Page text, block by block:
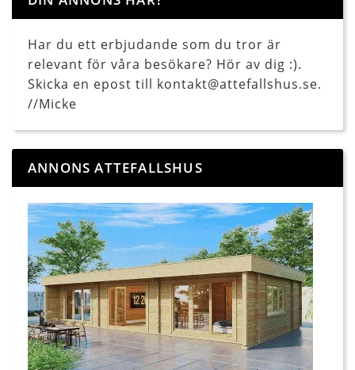
Har du ett erbjudande som du tror är
relevant för våra besökare? Hör av dig :).
Skicka en epost till kontakt@attefallshus.se.
//Micke
ANNONS ATTEFALLSHUS